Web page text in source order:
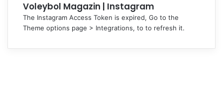
Voleybol Magazin | Instagram
The Instagram Access Token is expired, Go to the
Theme options page > Integrations, to to refresh it.